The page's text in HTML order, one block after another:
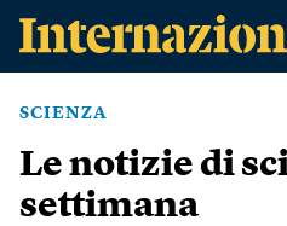
SCIENZA
Le notizie di
settimana